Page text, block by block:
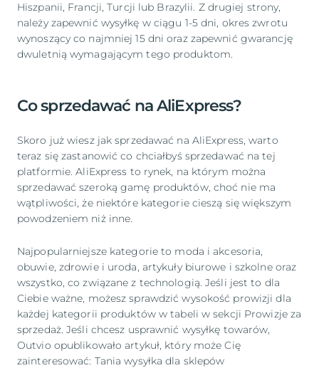
Hiszpanii, Francji, Turcji lub Brazylii. Z drugiej strony,
należy zapewnić wysyłkę w ciągu 1-5 dni, okres zwrotu
wynoszący co najmniej 15 dni oraz zapewnić gwarancję
dwuletnią wymagającym tego produktom.
Co sprzedawać na AliExpress?
Skoro już wiesz jak sprzedawać na AliExpress, warto
teraz się zastanowić co chciałbyś sprzedawać na tej
platformie. AliExpress to rynek, na którym można
sprzedawać szeroką gamę produktów, choć nie ma
wątpliwości, że niektóre kategorie cieszą się większym
powodzeniem niż inne.
Najpopularniejsze kategorie to moda i akcesoria,
obuwie, zdrowie i uroda, artykuły biurowe i szkolne oraz
wszystko, co związane z technologią. Jeśli jest to dla
Ciebie ważne, możesz sprawdzić wysokość prowizji dla
każdej kategorii produktów w tabeli w sekcji Prowizje za
sprzedaż. Jeśli chcesz usprawnić wysyłkę towarów,
Outvio opublikowało artykuł, który może Cię
zainteresować: Tania wysyłka dla sklepów